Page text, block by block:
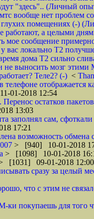
"здесь".. (Личный
вообще нет проблем
помещениях (-)
работают, а целыми
мое сообщение
вас локально Т2
дома Т2 сильно
не выносить мозг
Теле2? (-) <
телефоне отображается
01-2018 12:54
остатков
13:03
заполнял сам,
17:21
возможность
> [940] 10-01-2018
> [1098] 10-01-2018
[1031] 09-01-2018 12:00
сразу за целый
что с этим не
покупаешь для того